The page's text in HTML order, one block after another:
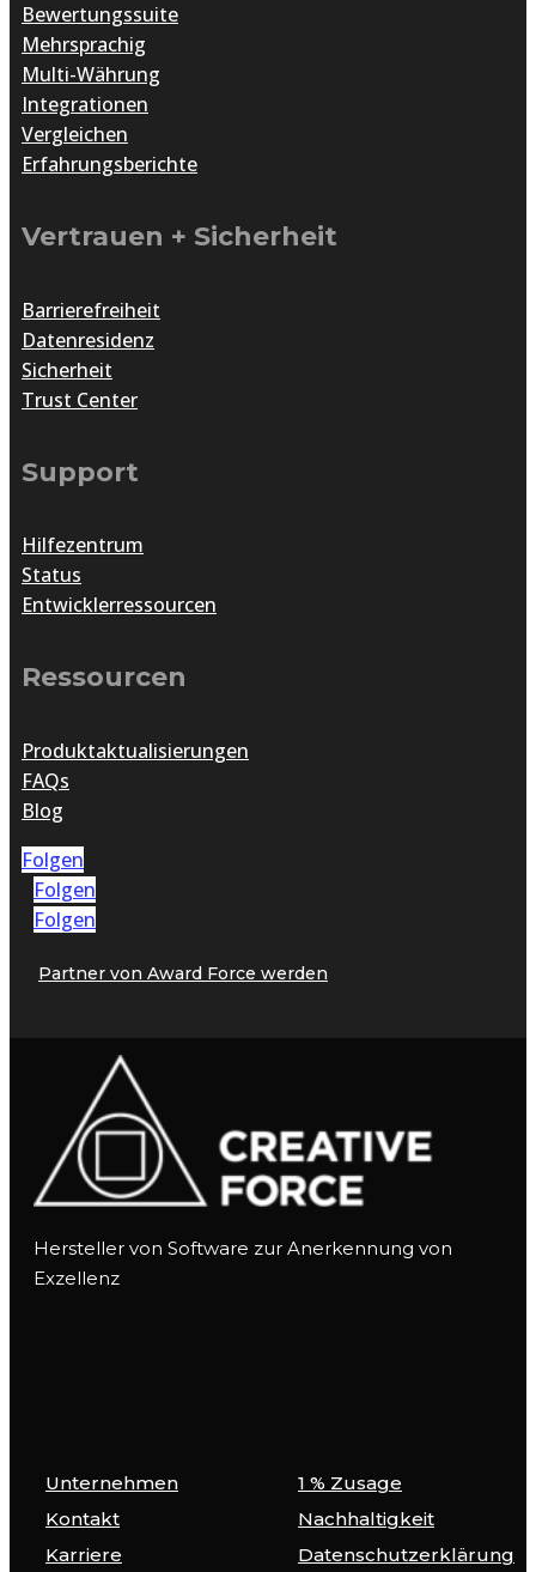
Bewertungssuite
Mehrsprachig
Multi-Währung
Integrationen
Vergleichen
Erfahrungsberichte
Vertrauen + Sicherheit
Barrierefreiheit
Datenresidenz
Sicherheit
Trust Center
Support
Hilfezentrum
Status
Entwicklerressourcen
Ressourcen
Produktaktualisierungen
FAQs
Blog
Folgen
Folgen
Folgen
Partner von Award Force werden
Hersteller von Software zur Anerkennung von
Exzellenz
Unternehmen
1 % Zusage
Kontakt
Nachhaltigkeit
Karriere
Datenschutzerklärung